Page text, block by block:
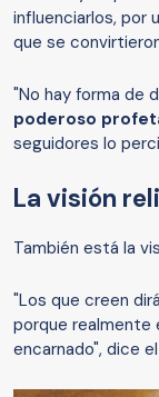
influenciarlos, por
que se
"No hay forma de
poderoso
seguidores lo
La visión
También está la
"Los que creen
porque realmente
encarnado", dice